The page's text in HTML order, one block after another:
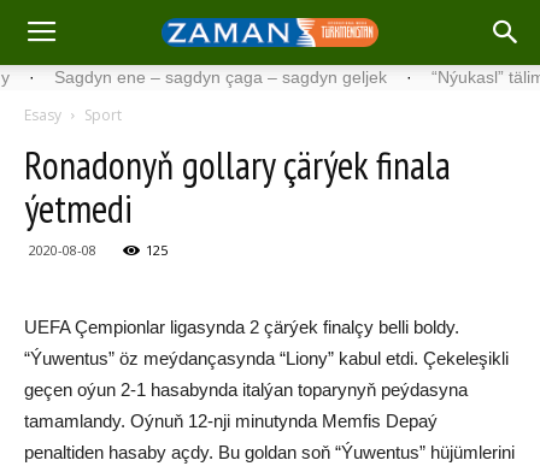
Sagdyn ene – sagdyn çaga – sagdyn geljek · “Nýukasl”
Esasy Sport
Ronadonyň gollary çärýek finala
ýetmedi
2020-08-08 125
UEFA Çempionlar ligasynda 2 çärýek finalçy belli boldy.
“Ýuwentus” öz meýdançasynda “Liony” kabul etdi. Çekeleşikli
geçen oýun 2-1 hasabynda italýan toparynyň peýdasyna
tamamlandy. Oýnuň 12-nji minutynda Memfis Depaý
penaltiden hasaby açdy. Bu goldan soň “Ýuwentus” hüjümlerini